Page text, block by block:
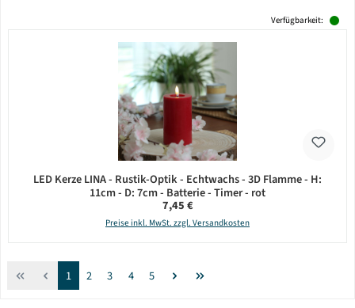
Verfügbarkeit:
LED Kerze LINA - Rustik-Optik - Echtwachs - 3D Flamme - H:
11cm - D: 7cm - Batterie - Timer - rot
Regulärer Preis:
7,45 €
Preise inkl. MwSt. zzgl. Versandkosten
Seite
1 Seite
2 Seite
3 Seite
4 Seite
5